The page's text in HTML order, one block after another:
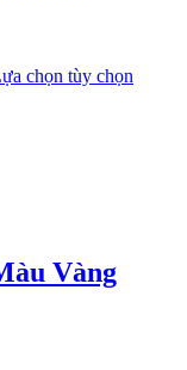
chọn tùy chọn
Vàng